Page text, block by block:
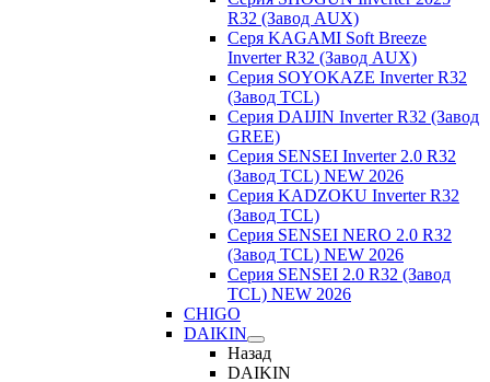
R32 (Завод AUX)
Серя KAGAMI Soft Breeze
Inverter R32 (Завод AUX)
Серия SOYOKAZE Inverter R32
(Завод TCL)
Серия DAIJIN Inverter R32 (Завод
GREE)
Серия SENSEI Inverter 2.0 R32
(Завод TCL) NEW 2026
Серия KADZOKU Inverter R32
(Завод TCL)
Серия SENSEI NERO 2.0 R32
(Завод TCL) NEW 2026
Серия SENSEI 2.0 R32 (Завод
TCL) NEW 2026
CHIGO
DAIKIN
Назад
DAIKIN